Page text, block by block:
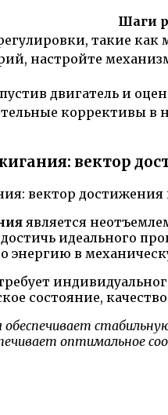
Шаги
такие как
настройте
двигатель и
коррективы в
вектор
является
идеального
энергию в
состояние,
оптимальное